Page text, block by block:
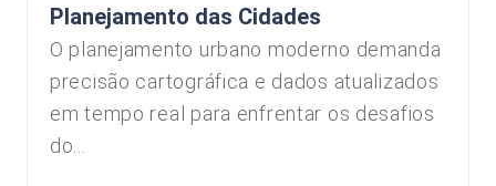
Planejamento das Cidades
O planejamento urbano moderno demanda
precisão cartográfica e dados atualizados
em tempo real para enfrentar os desafios
do...